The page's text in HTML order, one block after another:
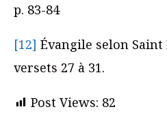
p. 83-84
[12] Évangile selon
versets 27 à 31.
Post Views: 82